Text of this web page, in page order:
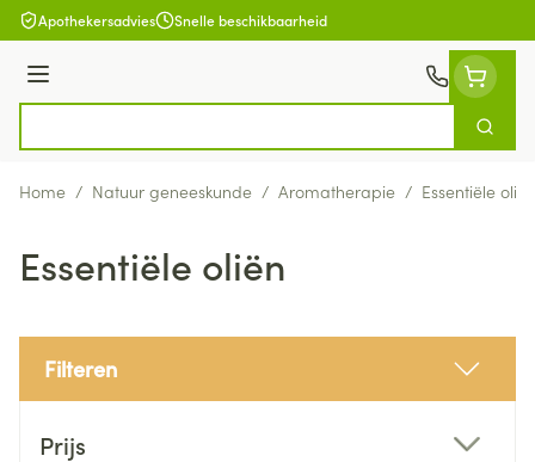
Ga naar de inhoud
Apothekersadvies Snelle beschikbaarheid
Menu
Zoek
Home / Natuur geneeskunde / Aromatherapie / Essentiële oliën
Essentiële oliën
Filteren
Prijs